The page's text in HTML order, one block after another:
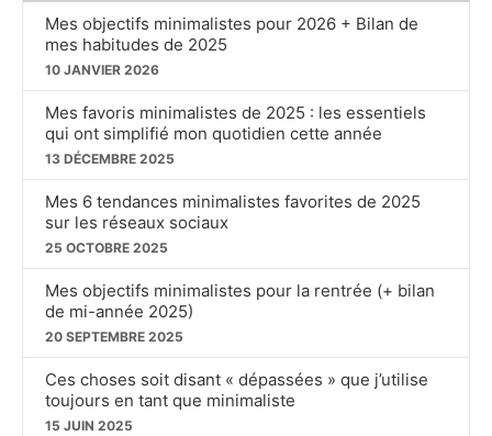
Mes objectifs minimalistes pour 2026 + Bilan de
mes habitudes de 2025
10 JANVIER 2026
Mes favoris minimalistes de 2025 : les essentiels
qui ont simplifié mon quotidien cette année
13 DÉCEMBRE 2025
Mes 6 tendances minimalistes favorites de 2025
sur les réseaux sociaux
25 OCTOBRE 2025
Mes objectifs minimalistes pour la rentrée (+ bilan
de mi-année 2025)
20 SEPTEMBRE 2025
Ces choses soit disant « dépassées » que j’utilise
toujours en tant que minimaliste
15 JUIN 2025